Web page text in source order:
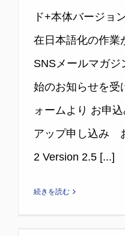
ド+本体バージョ
在日本語化の作業
SNSメールマガジ
始のお知らせを受
ォームより お申
アップ申し込み
2 Version 2.5 [...]
続きを読む